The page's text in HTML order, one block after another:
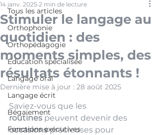
Tous les articles
Orthophonie
Orthopédagogie
Éducation spécialisée
Langage oral
Langage écrit
Bégaiement
Fonctions exécutives
Stimuler le langage au
quotidien : des
moments simples, des
résultats étonnants !
14 janv. 2025 2 min de lecture
Dernière mise à jour : 28 août 2025
Saviez-vous que les
routines peuvent devenir des
occasions précieuses pour